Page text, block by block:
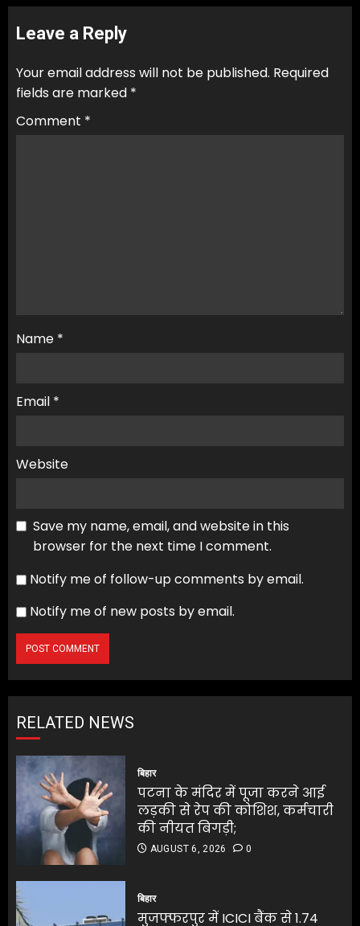
Leave a Reply
Your email address will not be published. Required
fields are marked *
Comment *
Name *
Email *
Website
Save my name, email, and website in this
browser for the next time I comment.
Notify me of follow-up comments by email.
Notify me of new posts by email.
RELATED NEWS
बिहार
पटना के मंदिर में पूजा करने आई
लड़की से रेप की कोशिश, कर्मचारी
की नीयत बिगड़ी;
AUGUST 6, 2026 0
बिहार
मुजफ्फरपुर में ICICI बैंक से 1.74